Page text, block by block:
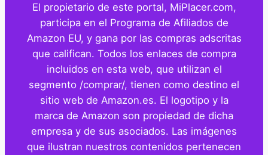
El propietario de este portal, MiPlacer.com,
participa en el Programa de Afiliados de
Amazon EU, y gana por las compras adscritas
que califican. Todos los enlaces de compra
incluidos en esta web, que utilizan el
segmento /comprar/, tienen como destino el
sitio web de Amazon.es. El logotipo y la
marca de Amazon son propiedad de dicha
empresa y de sus asociados. Las imágenes
que ilustran nuestros contenidos pertenecen